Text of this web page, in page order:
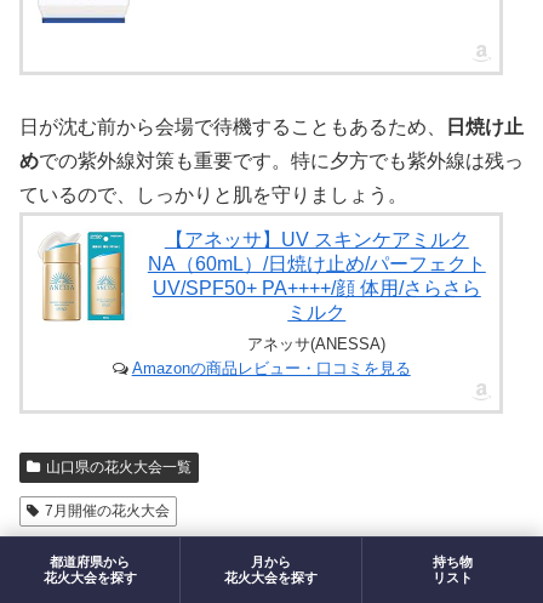
日が沈む前から会場で待機することもあるため、
日焼け止
めでの紫外線対策も重要です。特に夕方でも紫外線は残っ
ているので、しっかりと肌を守りましょう。
【アネッサ】UV スキンケアミルク
NA（60mL）/日焼け止め/パーフェクト
UV/SPF50+ PA++++/顔 体用/さらさら
ミルク
アネッサ(ANESSA)
Amazonの商品レビュー・口コミを見る
山口県の花火大会一覧
7月開催の花火大会
maroをフォローする
都道府県から
花火大会を探す
月から
花火大会を探す
持ち物
リスト